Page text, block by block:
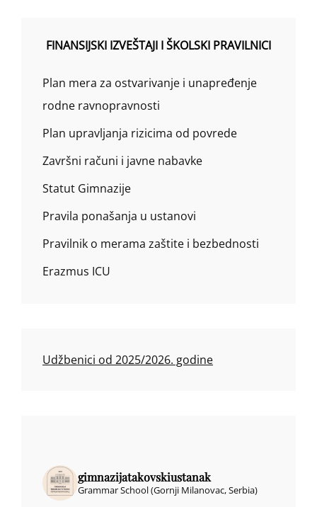
FINANSIJSKI IZVEŠTAJI I ŠKOLSKI PRAVILNICI
Plan mera za ostvarivanje i unapređenje
rodne ravnopravnosti
Plan upravljanja rizicima od povrede
Završni računi i javne nabavke
Statut Gimnazije
Pravila ponašanja u ustanovi
Pravilnik o merama zaštite i bezbednosti
Erazmus ICU
Udžbenici od 2025/2026. godine
gimnazijatakovskiustanak
Grammar School (Gornji Milanovac, Serbia)